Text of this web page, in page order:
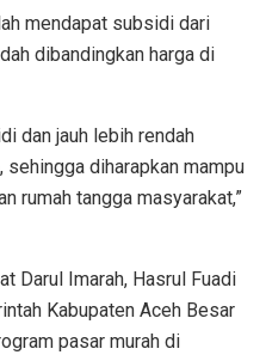
mendapat subsidi dari
dibandingkan harga di
dan jauh lebih rendah
sehingga diharapkan mampu
rumah tangga masyarakat,”
Darul Imarah, Hasrul Fuadi
Kabupaten Aceh Besar
pasar murah di